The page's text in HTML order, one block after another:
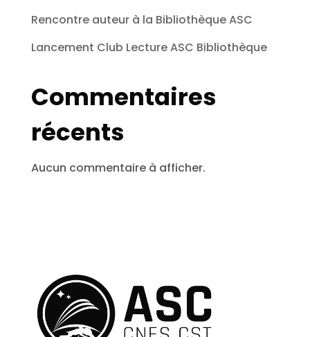
Rencontre auteur à la Bibliothèque ASC
Lancement Club Lecture ASC Bibliothèque
Commentaires
récents
Aucun commentaire à afficher.